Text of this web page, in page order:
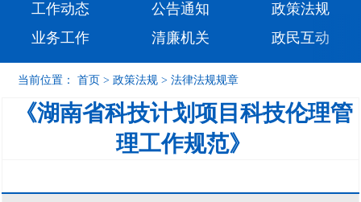
工作动态
公告通知
政策法规
业务工作
清廉机关 政民互动
当前位置： 首页 > 政策法规 > 法律法规规章
《湖南省科技计划项目科技伦理管
理工作规范》